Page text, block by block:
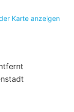
ab
91
Karte anzeigen